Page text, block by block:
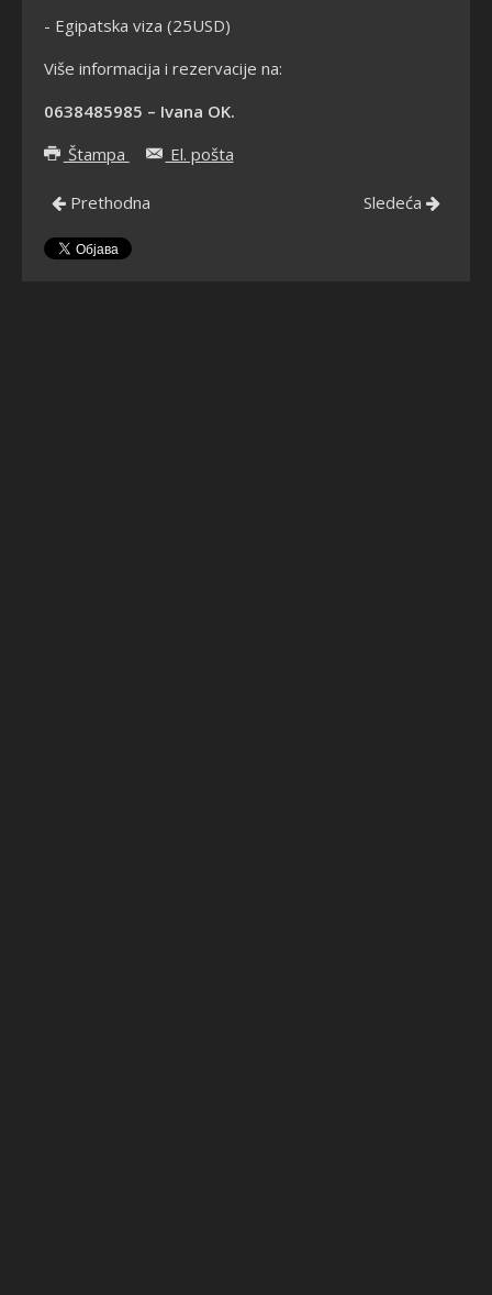
- Egipatska viza (25USD)
Više informacija i rezervacije na:
0638485985 – Ivana OK.
Štampa
El. pošta
Prethodna Sledeća